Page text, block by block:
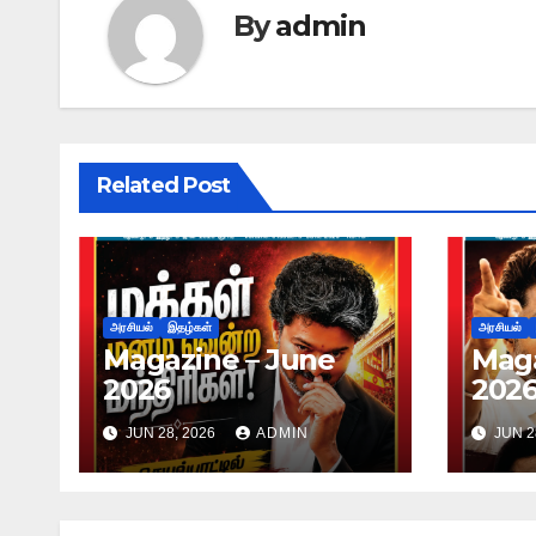
Byadmin
Related Post
அரசியல் இதழ்கள்
Magazine – June
2026
JUN 28, 2026 ADMIN
அரசியல்
JUN